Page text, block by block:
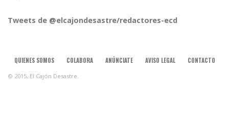
Tweets de @elcajondesastre/redactores-ecd
QUIENES SOMOS COLABORA ANÚNCIATE AVISO LEGAL CONTACTO
© 2015, El Cajón Desastre.